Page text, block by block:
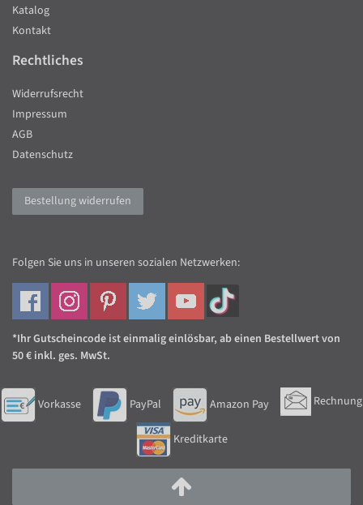
Katalog
Kontakt
Rechtliches
Widerrufsrecht
Impressum
AGB
Datenschutz
Bestellung widerrufen
Folgen Sie uns in unseren sozialen Netzwerken:
*Ihr Gutscheincode ist einmalig einlösbar, ab einen Bestellwert von
50 € inkl. ges. MwSt.
Vorkasse PayPal Amazon Pay Rechnung
Kreditkarte